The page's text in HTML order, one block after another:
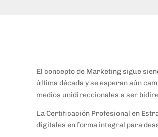
El concepto de Marketing sigue
última década y se esperan aún
medios unidireccionales a ser
La Certificación Profesional en
digitales en forma integral para